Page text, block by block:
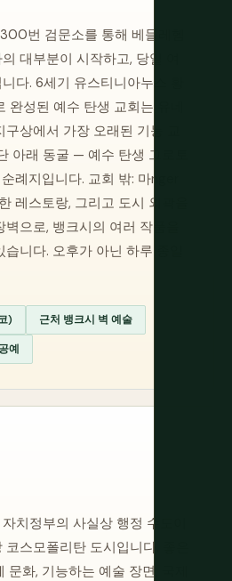
번 검문소를 통해 베들레헴
대부분이 시작하고, 당일 여
다. 6세기 유스티니아누스 황
완성된 예수 탄생 교회는 유네
상에서 가장 오래된 기능 교
아래 동굴 — 예수 탄생 그로토
례지입니다. 교회 밖: 마nger
레스토랑, 그리고 도시 외곽을
으로, 뱅크시의 여러 작품을
니다. 오후가 아닌 하루 종일
) 근처 뱅크시 벽 예술
예
치정부의 사실상 행정 수도이
스모폴리탄 도시입니다. 좋은
화, 기능하는 예술 장면, 국제